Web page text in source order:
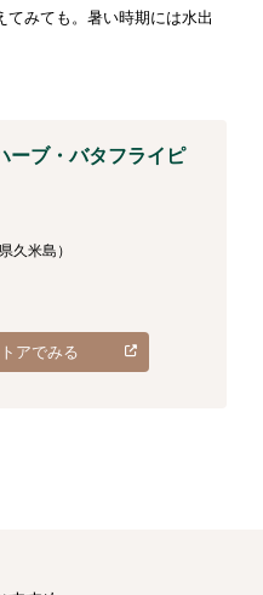
てみても。暑い時期には水出
ーブ・バタフライピ
久米島）
アでみる